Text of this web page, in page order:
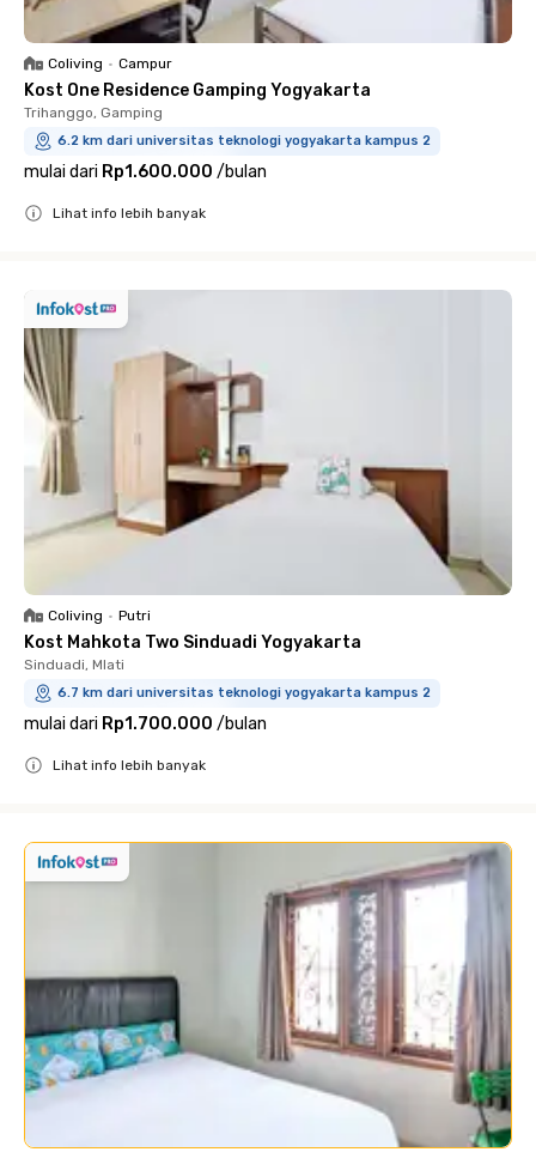
Coliving • Campur
Kost One Residence Gamping Yogyakarta
Trihanggo, Gamping
6.2 km dari universitas teknologi yogyakarta kampus 2
mulai dari Rp1.600.000 /bulan
Lihat info lebih banyak
Coliving • Putri
Kost Mahkota Two Sinduadi Yogyakarta
Sinduadi, Mlati
6.7 km dari universitas teknologi yogyakarta kampus 2
mulai dari Rp1.700.000 /bulan
Lihat info lebih banyak